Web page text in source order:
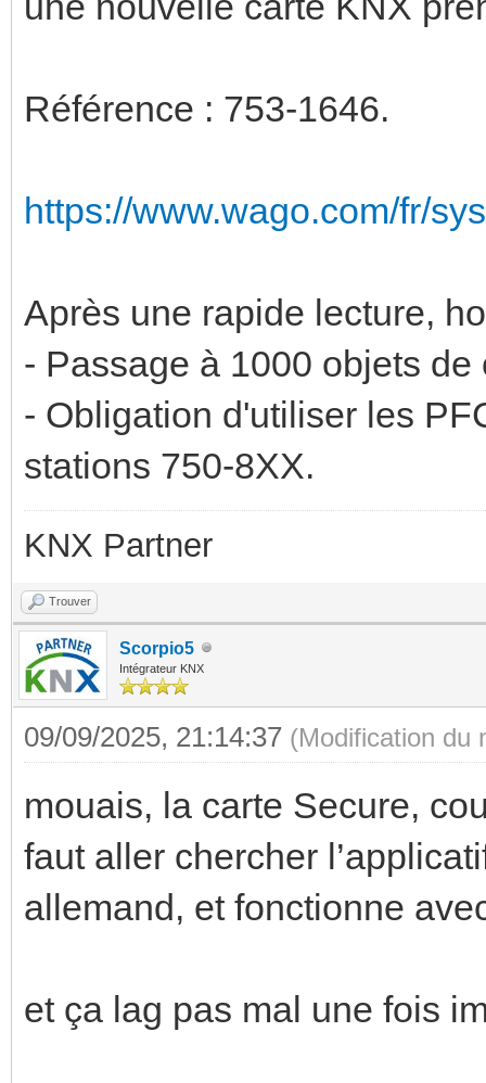
Référence : 753-1646.
https://www.wago.com/fr/
Après une rapide lecture,
- Passage à 1000 objets
- Obligation d'utiliser les
stations 750-8XX.
KNX Partner
Trouver
Scorpio5
Intégrateur KNX
09/09/2025, 21:14:37 (Modification du
mouais, la carte Secure,
faut aller chercher
allemand, et fonctionne
et ça lag pas mal une fois